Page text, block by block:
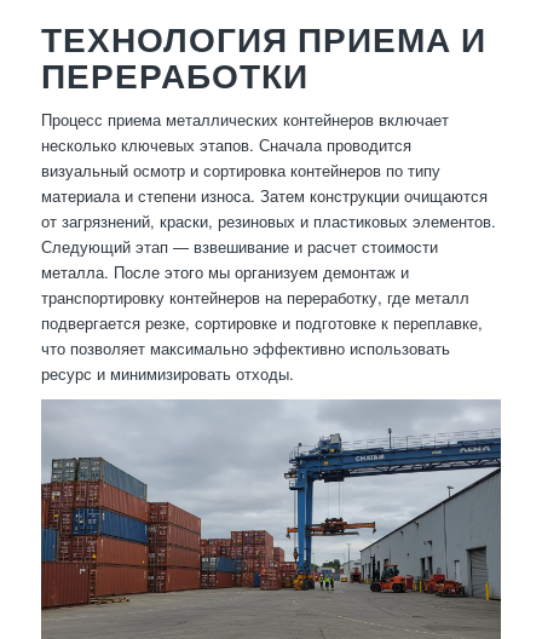
ТЕХНОЛОГИЯ ПРИЕМА И
ПЕРЕРАБОТКИ
Процесс приема металлических контейнеров включает
несколько ключевых этапов. Сначала проводится
визуальный осмотр и сортировка контейнеров по типу
материала и степени износа. Затем конструкции очищаются
от загрязнений, краски, резиновых и пластиковых элементов.
Следующий этап — взвешивание и расчет стоимости
металла. После этого мы организуем демонтаж и
транспортировку контейнеров на переработку, где металл
подвергается резке, сортировке и подготовке к переплавке,
что позволяет максимально эффективно использовать
ресурс и минимизировать отходы.